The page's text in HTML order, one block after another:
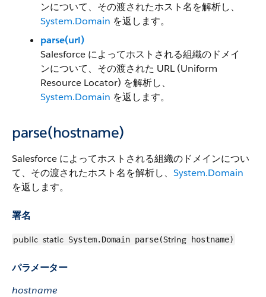
ンについて、その渡されたホスト名を解析し、
System.Domain を返します。
parse(url)
Salesforce によってホストされる組織のドメイ
ンについて、その渡された URL (Uniform
Resource Locator) を解析し、
System.Domain を返します。
parse(hostname)
Salesforce によってホストされる組織のドメインについ
て、その渡されたホスト名を解析し、 System.Domain
を返します。
署名
public static System.Domain parse(String hostname)
パラメーター
hostname